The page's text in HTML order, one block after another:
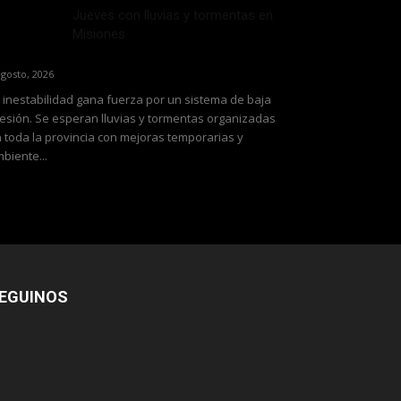
2026
inestabilidad gana fuerza por un sistema de baja
Se esperan lluvias y tormentas organizadas
toda la provincia con mejoras temporarias y